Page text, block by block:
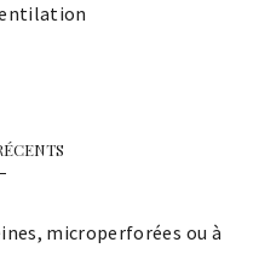
microperforées ou à